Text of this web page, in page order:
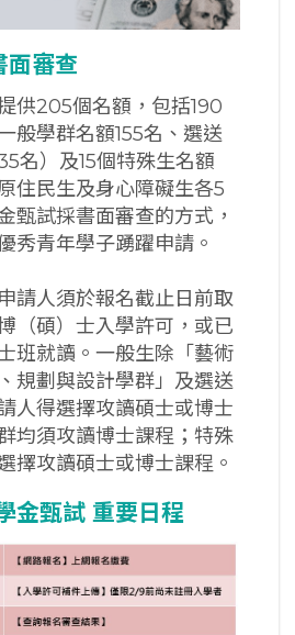
面審查
供205個名額，包括190
般學群名額155名、選送
名）及15個特殊生名額
住民生及身心障礙生各5
甄試採書面審查的方式，
秀青年學子踴躍申請。
請人須於報名截止日前取
（碩）士入學許可，或已
班就讀。一般生除「藝術
規劃與設計學群」及選送
人得選擇攻讀碩士或博士
均須攻讀博士課程；特殊
擇攻讀碩士或博士課程。
金甄試 重要日程